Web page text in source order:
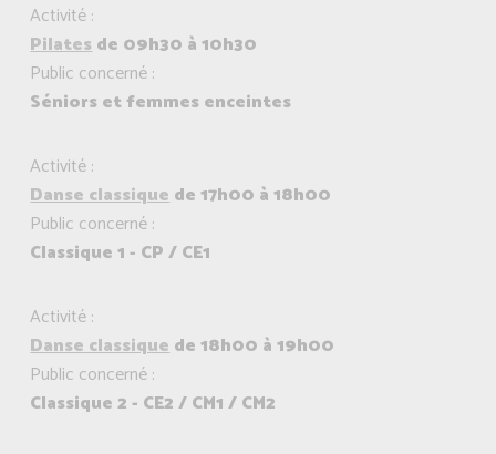
Activité :
Pilatesde 09h30 à 10h30
Public concerné :
Séniors et femmes enceintes
Activité :
Danse classiquede 17h00 à 18h00
Public concerné :
Classique 1 - CP / CE1
Activité :
Danse classiquede 18h00 à 19h00
Public concerné :
Classique 2 - CE2 / CM1 / CM2